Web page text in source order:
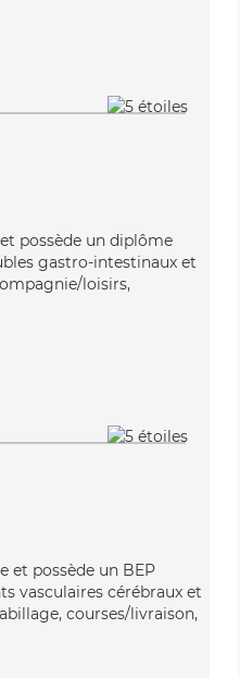
possède un diplôme
gastro-intestinaux et
loisirs,
et possède un BEP
vasculaires cérébraux et
courses/livraison,